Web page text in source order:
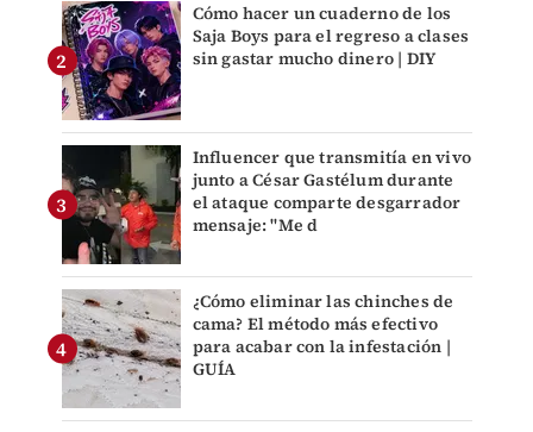
Cómo hacer un cuaderno de los
Saja Boys para el regreso a clases
sin gastar mucho dinero | DIY
Influencer que transmitía en vivo
junto a César Gastélum durante
el ataque comparte desgarrador
mensaje: "Me d
¿Cómo eliminar las chinches de
cama? El método más efectivo
para acabar con la infestación |
GUÍA